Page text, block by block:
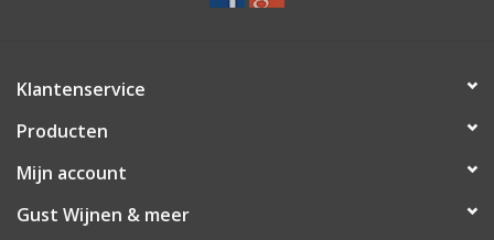
Klantenservice
Producten
Mijn account
Gust Wijnen & meer